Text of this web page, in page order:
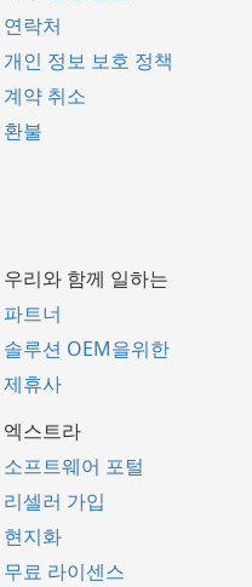
연락처
개인 정보 보호 정책
계약 취소
환불
우리와 함께 일하는
파트너
솔루션 OEM을위한
제휴사
엑스트라
소프트웨어 포털
리셀러 가입
현지화
무료 라이센스